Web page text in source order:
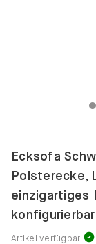
1
Ecksofa
Polsterecke,
einzigartiges
konfigurierbar
Artikel verfügbar